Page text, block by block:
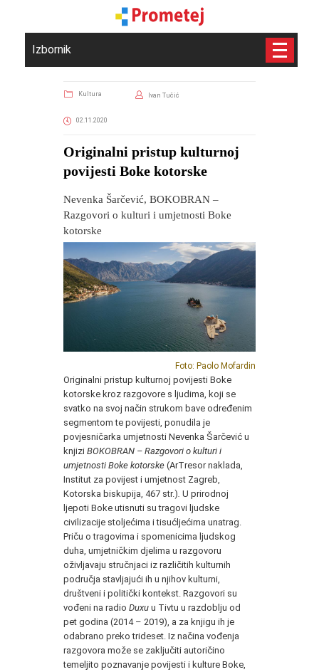
Izbornik
Kultura Ivan Tučić
02.11.2020
Originalni pristup kulturnoj
povijesti Boke kotorske
Nevenka Šarčević, BOKOBRAN –
Razgovori o kulturi i umjetnosti Boke
kotorske
Foto: Paolo Mofardin
Originalni pristup kulturnoj povijesti Boke
kotorske kroz razgovore s ljudima, koji se
svatko na svoj način strukom bave određenim
segmentom te povijesti, ponudila je
povjesničarka umjetnosti Nevenka Šarčević u
knjizi BOKOBRAN – Razgovori o kulturi i
umjetnosti Boke kotorske (ArTresor naklada,
Institut za povijest i umjetnost Zagreb,
Kotorska biskupija, 467 str.) U prirodnoj
ljepoti Boke utisnuti su tragovi ljudske
civilizacije stoljećima i tisućljećima unatrag.
Priču o tragovima i spomenicima ljudskog
duha, umjetničkim djelima u razgovoru
oživljavaju stručnjaci iz različitih kulturnih
područja stavljajući ih u njihov kulturni,
društveni i politički kontekst. Razgovori su
vođeni na radio Duxu u Tivtu u razdoblju od
pet godina (2014 – 2019), a za knjigu ih je
odabrano preko trideset. Iz načina vođenja
razgovora može se zaključiti autoričino
temeljito poznavanje povijesti i kulture Boke,